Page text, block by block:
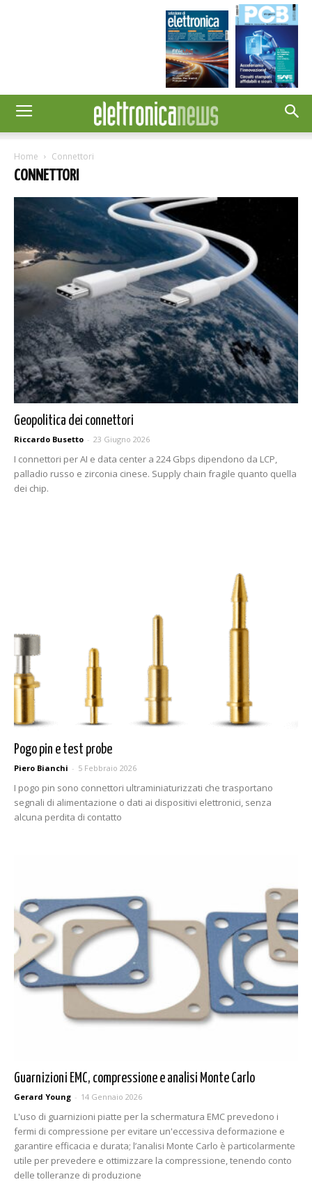
Home Connettori
CONNETTORI
Geopolitica dei connettori
Riccardo Busetto - 23 Giugno 2026
I connettori per AI e data center a 224 Gbps dipendono da LCP,
palladio russo e zirconia cinese. Supply chain fragile quanto quella
dei chip.
Pogo pin e test probe
Piero Bianchi - 5 Febbraio 2026
I pogo pin sono connettori ultraminiaturizzati che trasportano
segnali di alimentazione o dati ai dispositivi elettronici, senza
alcuna perdita di contatto
Guarnizioni EMC, compressione e analisi Monte Carlo
Gerard Young - 14 Gennaio 2026
L'uso di guarnizioni piatte per la schermatura EMC prevedono i
fermi di compressione per evitare un'eccessiva deformazione e
garantire efficacia e durata; l’analisi Monte Carlo è particolarmente
utile per prevedere e ottimizzare la compressione, tenendo conto
delle tolleranze di produzione